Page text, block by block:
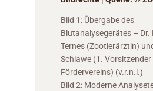
Bild 1: Übergabe des
Blutanalysegerätes – Dr.
Ternes (Zootierärztin)
Schlawe (1. Vorsitzender
Fördervereins) (v.r.n.l.)
Bild 2: Moderne